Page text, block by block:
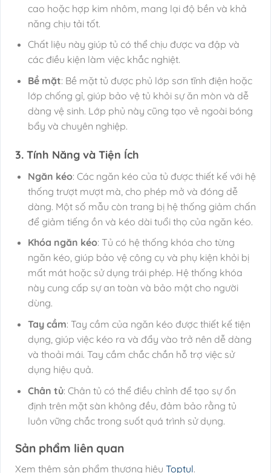
cao hoặc hợp kim nhôm, mang lại độ bền và khả
năng chịu tải tốt.
Chất liệu này giúp tủ có thể chịu được va đập và
các điều kiện làm việc khắc nghiệt.
Bề mặt: Bề mặt tủ được phủ lớp sơn tĩnh điện hoặc
lớp chống gỉ, giúp bảo vệ tủ khỏi sự ăn mòn và dễ
dàng vệ sinh. Lớp phủ này cũng tạo vẻ ngoài bóng
bẩy và chuyên nghiệp.
3. Tính Năng và Tiện Ích
Ngăn kéo: Các ngăn kéo của tủ được thiết kế với hệ
thống trượt mượt mà, cho phép mở và đóng dễ
dàng. Một số mẫu còn trang bị hệ thống giảm chấn
để giảm tiếng ồn và kéo dài tuổi thọ của ngăn kéo.
Khóa ngăn kéo: Tủ có hệ thống khóa cho từng
ngăn kéo, giúp bảo vệ công cụ và phụ kiện khỏi bị
mất mát hoặc sử dụng trái phép. Hệ thống khóa
này cung cấp sự an toàn và bảo mật cho người
dùng.
Tay cầm: Tay cầm của ngăn kéo được thiết kế tiện
dụng, giúp việc kéo ra và đẩy vào trở nên dễ dàng
và thoải mái. Tay cầm chắc chắn hỗ trợ việc sử
dụng hiệu quả.
Chân tủ: Chân tủ có thể điều chỉnh để tạo sự ổn
định trên mặt sàn không đều, đảm bảo rằng tủ
luôn vững chắc trong suốt quá trình sử dụng.
Sản phẩm liên quan
Xem thêm sản phẩm thương hiệu Toptul.